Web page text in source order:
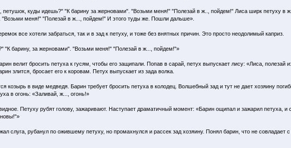
петушок, куды идешь?" "К барину за жерновами". "Возьми меня!" "Полезай в ж.., пойдем!" Лиса ширк петуху в
меня!" "Полезай в ж..., пойдем!" И этого туды же. Пошли дальше».
все хотели забраться, так и в зад к петуху, и тоже без внятных причин. Это просто неодолимый каприз.
барину, за жерновами". "Возьми меня!" "Полезай в ж..., пойдем!"»
велит бросить петуха к гусям, чтобы его защипали. Попав в сарай, петух выпускает лису: «Лиса, полезай
злится, бросает его к коровам. Петух выпускает из зада волка.
козырь в виде медведя. Барин требует бросить петуха в колодец. Волшебный зад и тут не дает хозяину
в огонь: «Заливай, ж..., огонь!»
Петуху рубят голову, зажаривают. Наступает драматичный момент: «Барин ощипал и зажарил петуха, и
слуга, рубанул по ожившему петуху, но промахнулся и рассек зад хозяину. Понял барин, что не совладает